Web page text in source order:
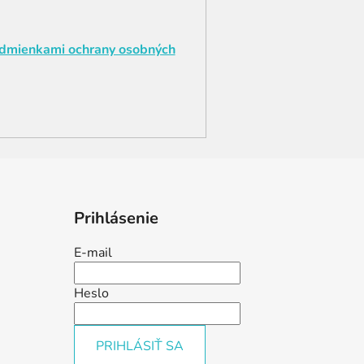
ochrany osobných
Prihlásenie
E-mail
Heslo
PRIHLÁSIŤ SA